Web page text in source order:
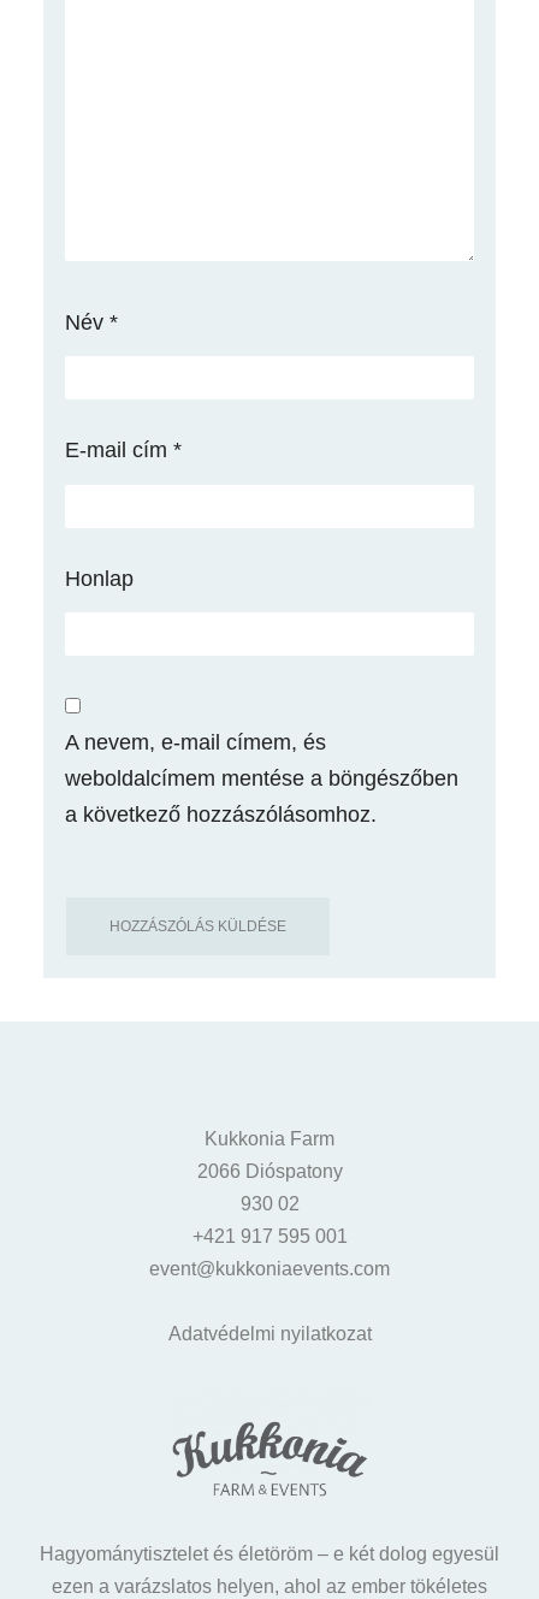
Név *
E-mail cím *
Honlap
A nevem, e-mail címem, és
weboldalcímem mentése a böngészőben
a következő hozzászólásomhoz.
Kukkonia Farm
2066 Dióspatony
930 02
+421 917 595 001
event@kukkoniaevents.com
Adatvédelmi nyilatkozat
Hagyománytisztelet és életöröm – e két dolog egyesül
ezen a varázslatos helyen, ahol az ember tökéletes